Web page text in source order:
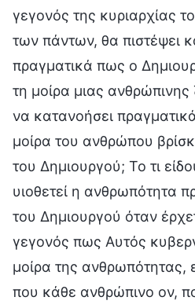
γεγονός της κυριαρχίας
των πάντων, θα πιστέψει
πραγματικά πως ο
τη μοίρα μιας
να κατανοήσει
μοίρα του ανθρώπου
του Δημιουργού; Το τι
υιοθετεί η ανθρωπότητα
του Δημιουργού όταν
γεγονός πως Αυτός
μοίρα της ανθρωπότητας,
που κάθε ανθρώπινο ον,